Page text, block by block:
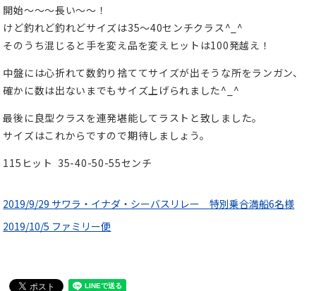
開始〜〜〜長い〜〜！
けど釣れど釣れどサイズは35〜40センチクラス^_^
そのうち混じると手を変え品を変えヒットは100発越え！
中盤には心折れて数釣り捨ててサイズが出そうな所をランガン、
確かに数は出ないまでもサイズ上げられました^_^
最後に良型クラスを連発堪能してラストと致しました。
サイズはこれからですので期待しましょう。
115ヒット 35-40-50-55センチ
2019/9/29 サワラ・イナダ・シーバスリレー 特別乗合満船6名様
2019/10/5 ファミリー便